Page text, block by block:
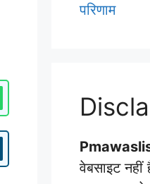
परिणाम
वेबसाइट